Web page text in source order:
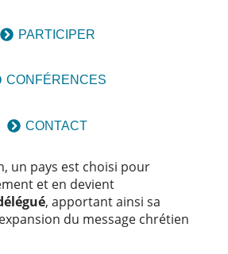
PARTICIPER
CONFÉRENCES
CONTACT
un pays est choisi pour
et en devient
, apportant ainsi sa
du message chrétien